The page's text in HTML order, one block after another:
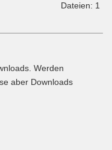
Dateien: 1
Werden
aber Downloads